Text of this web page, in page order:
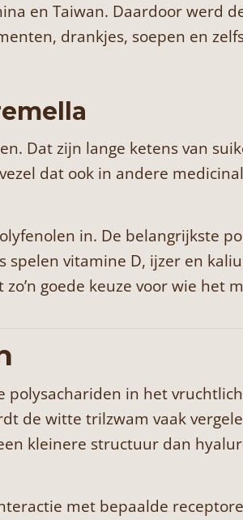
en Taiwan. Daardoor werd
drankjes, soepen en
Dat zijn lange ketens van
dat ook in andere
in. De belangrijkste
vitamine D, ijzer en
goede keuze voor wie het
in het
de witte trilzwam vaak
kleinere structuur dan
met bepaalde